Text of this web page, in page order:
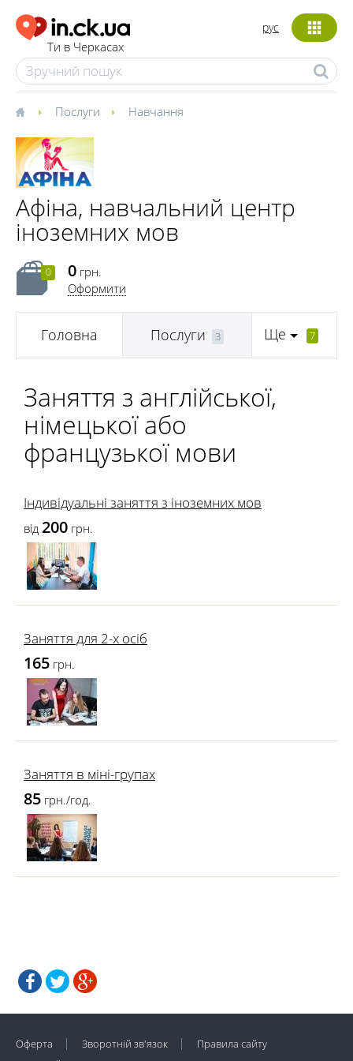
Ти в Черкасах
рус
Послуги Навчання
Афіна, навчальний центр
іноземних мов
0 0 грн.
Оформити
Головна Послуги 3 Ще 7
Заняття з англійської,
німецької або
французької мови
Індивідуальні заняття з іноземних мов
від 200 грн.
Заняття для 2-х осіб
165 грн.
Заняття в міні-групах
85 грн./год.
Оферта Зворотній зв'язок
Правила сайту